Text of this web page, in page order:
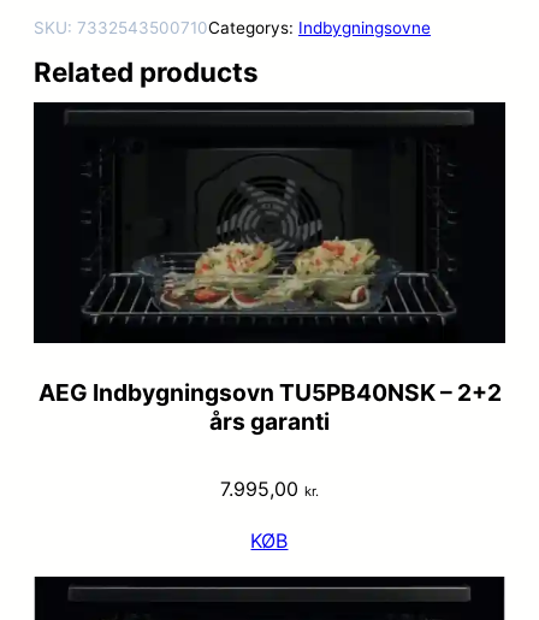
SKU: 7332543500710Categorys: Indbygningsovne
Related products
AEG Indbygningsovn TU5PB40NSK – 2+2
års garanti
7.995,00 kr.
KØB